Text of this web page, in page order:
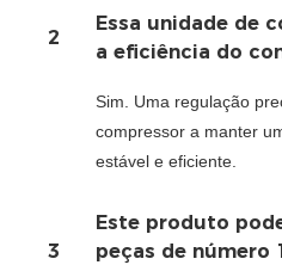
2
Essa unidade de
a eficiência do
Sim. Uma regulação
compressor a manter
estável e eficiente.
3
Este produto
peças de número